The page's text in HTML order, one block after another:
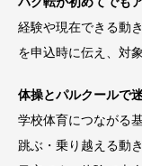
経験や現在できる動
を申込時に伝え、対
体操とパルクールで
学校体育につながる
跳ぶ・乗り越える動